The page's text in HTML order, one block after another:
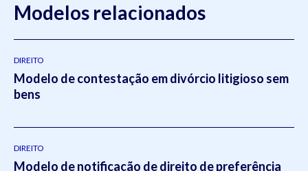
Modelos relacionados
DIREITO
Modelo de contestação em divórcio litigioso sem
bens
DIREITO
Modelo de notificação de direito de preferência